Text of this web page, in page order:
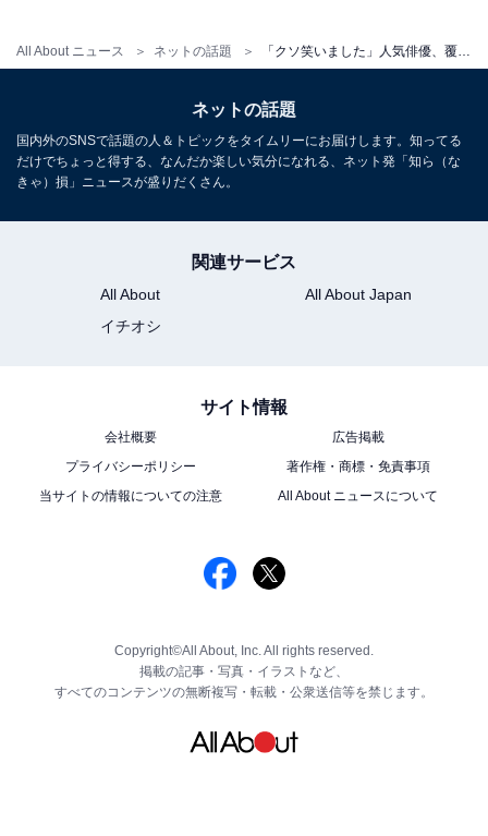
All About ニュース ネットの話題
ネットの話題
国内外のSNSで話題の人＆トピックをタイムリーにお届けします。知ってる
だけでちょっと得する、なんだか楽しい気分になれる、ネット発「知ら（な
きゃ）損」ニュースが盛りだくさん。
関連サービス
All About
All About Japan
イチオシ
サイト情報
会社概要
広告掲載
プライバシーポリシー
著作権・商標・免責事項
当サイトの情報についての注意
All About ニュースについて
Copyright©All About, Inc. All rights reserved.
掲載の記事・写真・イラストなど、
すべてのコンテンツの無断複写・転載・公衆送信等を禁じます。